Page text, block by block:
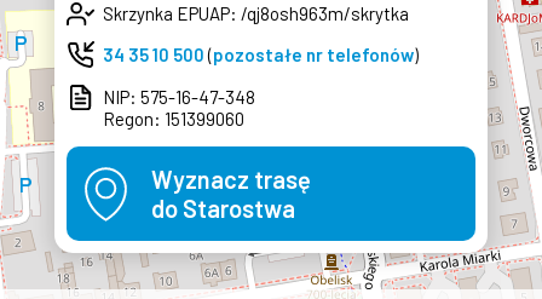
Skrzynka EPUAP: /qj8osh963m/skrytka
34 35 10 500(pozostałe nr telefonów)
NIP: 575-16-47-348
Regon: 151399060
Wyznacz trasę
do Starostwa